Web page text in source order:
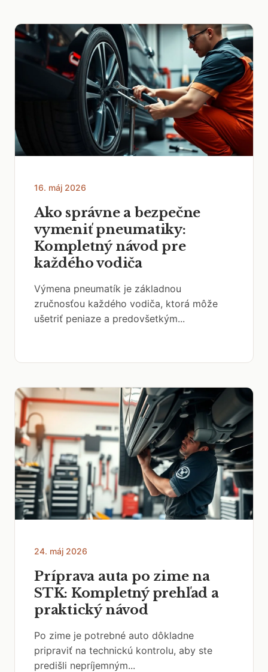
16. máj 2026
Ako správne a bezpečne
vymeniť pneumatiky:
Kompletný návod pre
každého vodiča
Výmena pneumatík je základnou
zručnosťou každého vodiča, ktorá môže
ušetriť peniaze a predovšetkým...
24. máj 2026
Príprava auta po zime na
STK: Kompletný prehľad a
praktický návod
Po zime je potrebné auto dôkladne
pripraviť na technickú kontrolu, aby ste
predišli nepríjemným...